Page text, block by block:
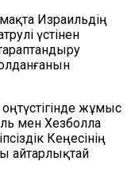
Израильдің
үстінен
жұмыс
мен Хезболла
Кеңесінің
айтарлықтай